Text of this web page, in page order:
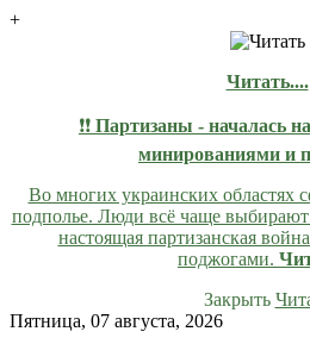
+
Читать....
❗❗ Партизаны - началась
минированиями и
Во многих украинских областях
подполье. Люди всё чаще выбирают
настоящая партизанская
поджогами.
Закрыть
Skip
Пятница, 07 августа, 2026